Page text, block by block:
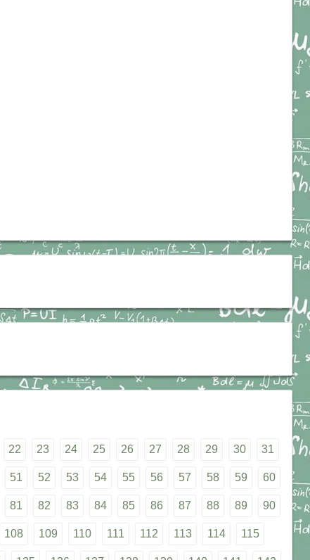
22 23 24 25 26 27 28 29 30 31
51 52 53 54 55 56 57 58 59 60
81 82 83 84 85 86 87 88 89 90
108 109 110 111 112 113 114 115